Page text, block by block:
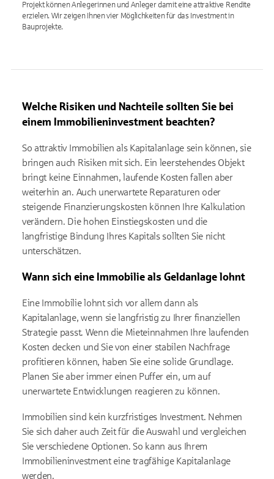
Projekt können Anlegerinnen und Anleger damit eine attraktive Rendite
erzielen. Wir zeigen Ihnen vier Möglichkeiten für das Investment in
Bauprojekte.
Welche Risiken und Nachteile sollten Sie bei
einem Immobilieninvestment beachten?
So attraktiv Immobilien als Kapitalanlage sein können, sie
bringen auch Risiken mit sich. Ein leerstehendes Objekt
bringt keine Einnahmen, laufende Kosten fallen aber
weiterhin an. Auch unerwartete Reparaturen oder
steigende Finanzierungskosten können Ihre Kalkulation
verändern. Die hohen Einstiegskosten und die
langfristige Bindung Ihres Kapitals sollten Sie nicht
unterschätzen.
Wann sich eine Immobilie als Geldanlage lohnt
Eine Immobilie lohnt sich vor allem dann als
Kapitalanlage, wenn sie langfristig zu Ihrer finanziellen
Strategie passt. Wenn die Mieteinnahmen Ihre laufenden
Kosten decken und Sie von einer stabilen Nachfrage
profitieren können, haben Sie eine solide Grundlage.
Planen Sie aber immer einen Puffer ein, um auf
unerwartete Entwicklungen reagieren zu können.
Immobilien sind kein kurzfristiges Investment. Nehmen
Sie sich daher auch Zeit für die Auswahl und vergleichen
Sie verschiedene Optionen. So kann aus Ihrem
Immobilieninvestment eine tragfähige Kapitalanlage
werden.